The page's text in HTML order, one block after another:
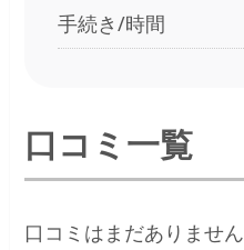
手続き/時間
口コミ一覧
口コミはまだありません